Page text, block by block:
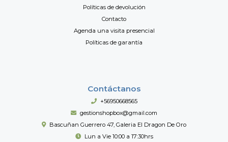
Políticas de devolución
Contacto
Agenda una visita presencial
Políticas de garantía
Contáctanos
+56950668565
gestionshopbox@gmail.com
Bascuñan Guerrero 47, Galeria El Dragon De Oro
Lun a Vie 10:00 a 17:30hrs